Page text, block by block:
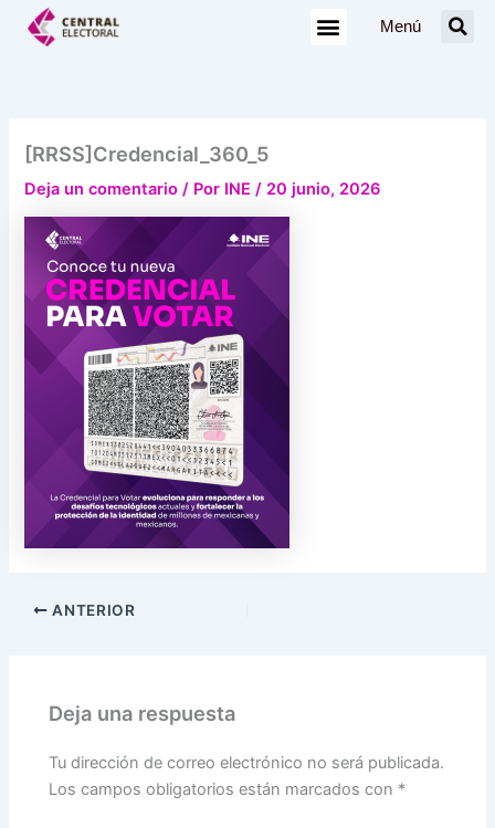
Menú
[RRSS]Credencial_360_5
Deja un comentario / Por INE/ 20 junio, 2026
ANTERIOR
Deja una respuesta
Tu dirección de correo electrónico no será publicada.
Los campos obligatorios están marcados con *